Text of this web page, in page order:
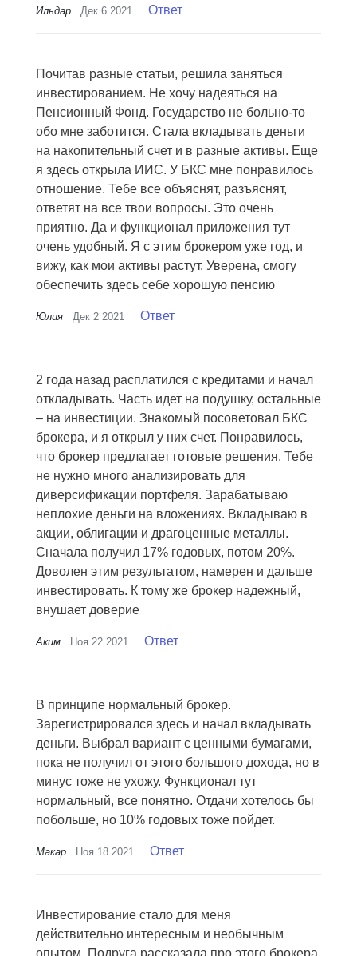
Ильдар Дек 6 2021 Ответ
Почитав разные статьи, решила заняться
инвестированием. Не хочу надеяться на
Пенсионный Фонд. Государство не больно-то
обо мне заботится. Стала вкладывать деньги
на накопительный счет и в разные активы. Еще
я здесь открыла ИИС. У БКС мне понравилось
отношение. Тебе все объяснят, разъяснят,
ответят на все твои вопросы. Это очень
приятно. Да и функционал приложения тут
очень удобный. Я с этим брокером уже год, и
вижу, как мои активы растут. Уверена, смогу
обеспечить здесь себе хорошую пенсию
Юлия Дек 2 2021 Ответ
2 года назад расплатился с кредитами и начал
откладывать. Часть идет на подушку, остальные
– на инвестиции. Знакомый посоветовал БКC
брокера, и я открыл у них счет. Понравилось,
что брокер предлагает готовые решения. Тебе
не нужно много анализировать для
диверсификации портфеля. Зарабатываю
неплохие деньги на вложениях. Вкладываю в
акции, облигации и драгоценные металлы.
Сначала получил 17% годовых, потом 20%.
Доволен этим результатом, намерен и дальше
инвестировать. К тому же брокер надежный,
внушает доверие
Аким Ноя 22 2021 Ответ
В принципе нормальный брокер.
Зарегистрировался здесь и начал вкладывать
деньги. Выбрал вариант с ценными бумагами,
пока не получил от этого большого дохода, но в
минус тоже не ухожу. Функционал тут
нормальный, все понятно. Отдачи хотелось бы
побольше, но 10% годовых тоже пойдет.
Макар Ноя 18 2021 Ответ
Инвестирование стало для меня
действительно интересным и необычным
опытом. Подруга рассказала про этого брокера,